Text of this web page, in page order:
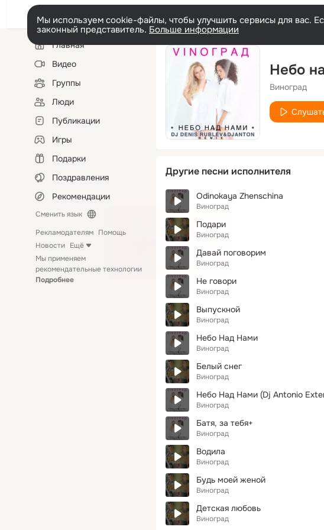
Мы используем cookie-файлы, чтобы улучшить сервисы для вас.
законный представитель. Больше информации
Левая
колонкаГлавная
Видео
Группы
Люди
Публикации
Игры
Подарки
Поздравления
Рекомендации
Сменить язык
Рекламодателям Помощь
Новости Ещё
Мы применяем
рекомендательные технологии
Подробнее
Виноград
Другие песни исполнителя
Odinokaya Zhenschina
Виноград
Подари
Виноград
Давай поговорим
Виноград
Не говори
Виноград
Выпускной
Виноград
Небо Над Нами
Виноград
Белый снег
Виноград
Небо Над Нами (Dj Antonio
Виноград
Батя, за тебя+
Виноград
Водила
Виноград
Будь моей женой
Виноград
Детская любовь
Виноград